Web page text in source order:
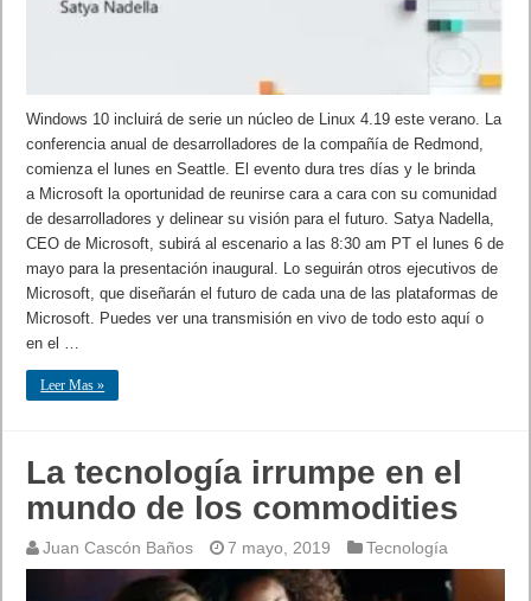
Windows 10 incluirá de serie un núcleo de Linux 4.19 este verano. La
conferencia anual de desarrolladores de la compañía de Redmond,
comienza el lunes en Seattle. El evento dura tres días y le brinda
a Microsoft la oportunidad de reunirse cara a cara con su comunidad
de desarrolladores y delinear su visión para el futuro. Satya Nadella,
CEO de Microsoft, subirá al escenario a las 8:30 am PT el lunes 6 de
mayo para la presentación inaugural. Lo seguirán otros ejecutivos de
Microsoft, que diseñarán el futuro de cada una de las plataformas de
Microsoft. Puedes ver una transmisión en vivo de todo esto aquí o
en el …
Leer Mas »
La tecnología irrumpe en el
mundo de los commodities
Juan Cascón Baños 7 mayo, 2019 Tecnología